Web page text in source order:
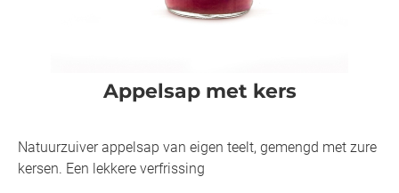
Appelsap met kers
Natuurzuiver appelsap van eigen teelt, gemengd met zure
kersen. Een lekkere verfrissing